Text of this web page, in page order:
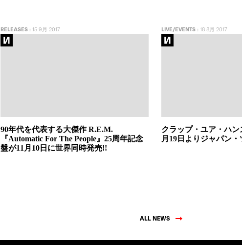
RELEASES : 15 9月 2017
90年代を代表する大傑作 R.E.M.
『Automatic For The People』25周年記念
盤が11月10日に世界同時発売!!
LIVE/EVENTS : 18 8月 2017
クラップ・ユア・ハ
月19日よりジャパン・
ALL NEWS